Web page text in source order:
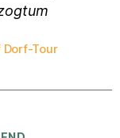
Dorf-Tour